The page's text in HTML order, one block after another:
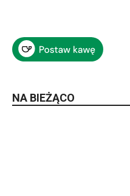
NA BIEŻĄCO